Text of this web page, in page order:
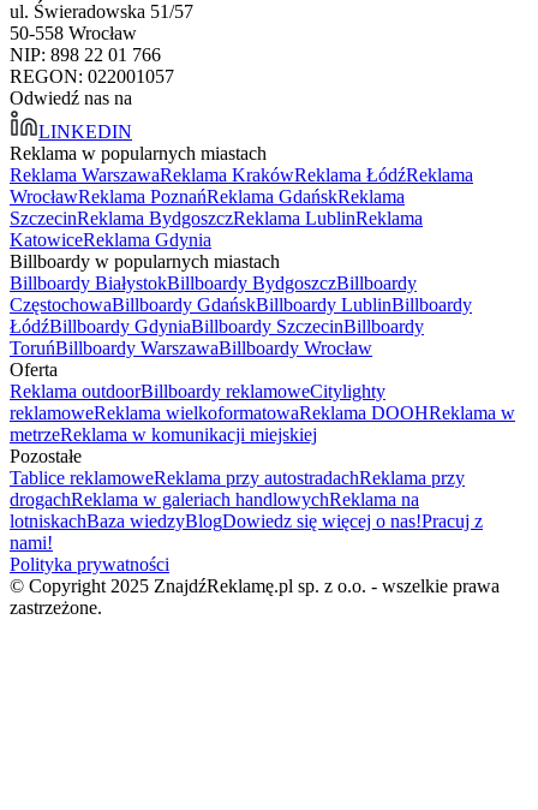
ul. Świeradowska 51/57
50-558 Wrocław
NIP: 898 22 01 766
REGON: 022001057
Odwiedź nas na
LINKEDIN
Reklama w popularnych miastach
Reklama WarszawaReklama KrakówReklama ŁódźReklama
WrocławReklama PoznańReklama GdańskReklama
SzczecinReklama BydgoszczReklama LublinReklama
KatowiceReklama Gdynia
Billboardy w popularnych miastach
Billboardy BiałystokBillboardy BydgoszczBillboardy
CzęstochowaBillboardy GdańskBillboardy LublinBillboardy
ŁódźBillboardy GdyniaBillboardy SzczecinBillboardy
ToruńBillboardy WarszawaBillboardy Wrocław
Oferta
Reklama outdoorBillboardy reklamoweCitylighty
reklamoweReklama wielkoformatowaReklama DOOHReklama w
metrzeReklama w komunikacji miejskiej
Pozostałe
Tablice reklamoweReklama przy autostradachReklama przy
drogachReklama w galeriach handlowychReklama na
lotniskachBaza wiedzyBlogDowiedz się więcej o nas!Pracuj z
nami!
Polityka prywatności
© Copyright 2025 ZnajdźReklamę.pl sp. z o.o. - wszelkie prawa
zastrzeżone.